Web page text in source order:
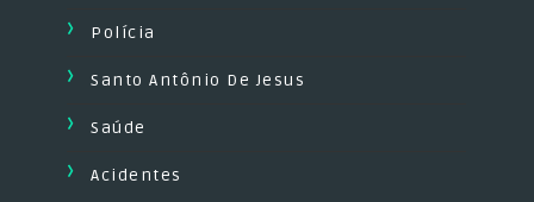
Polícia
Santo Antônio De Jesus
Saúde
Acidentes